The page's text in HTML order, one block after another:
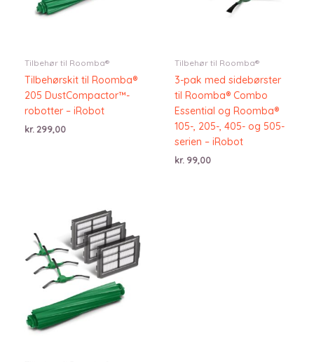
Tilbehør til Roomba®
Tilbehørskit til Roomba®
205 DustCompactor™-
robotter – iRobot
kr. 299,00
Tilbehør til Roomba®
3-pak med sidebørster
til Roomba® Combo
Essential og Roomba®
105-, 205-, 405- og 505-
serien – iRobot
kr. 99,00